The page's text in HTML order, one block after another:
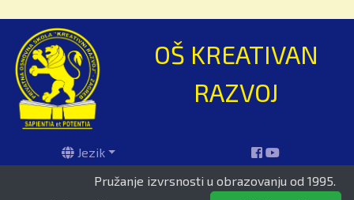
OŠ KREATIVAN
RAZVOJ
Jezik
Pružanje izvrsnosti u obrazovanju od 1995.